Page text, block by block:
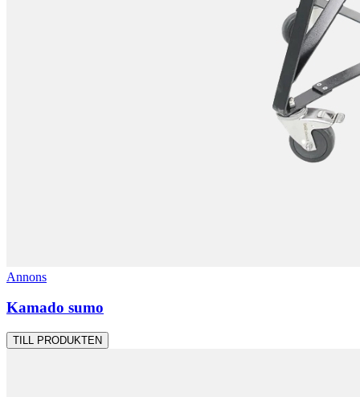
Annons
Kamado sumo
TILL PRODUKTEN